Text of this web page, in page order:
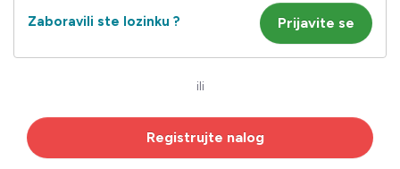
Zaboravili ste lozinku ?
ili
Registrujte nalog